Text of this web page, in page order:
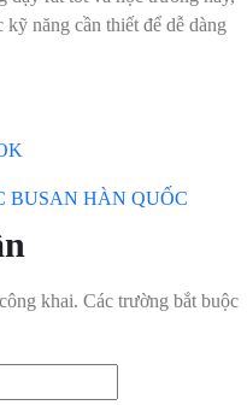
năng cần thiết để dễ dàng
BUSAN HÀN QUỐC
khai. Các trường bắt buộc